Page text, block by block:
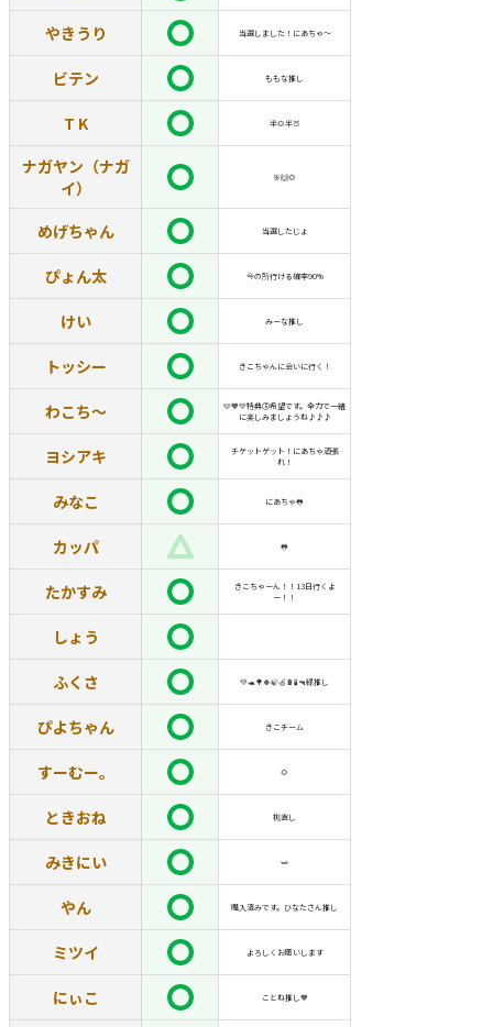
やきうり 当選しました！にあちゃ〜
ビテン ももな推し
T K 半🌻半🍑
ナガヤン（ナガ
イ）
🎯🙌🌻
めげちゃん 当選したじょ
ぴょん太 今の所行ける確率90%
けい みーな推し
トッシー きこちゃんに会いに行く！
わこち〜
🩵🧡💚特典⑤希望です。全力で一緒
に楽しみましょうね♪♪♪
ヨシアキ
チケットゲット！にあちゃ頑張
れ！
みなこ にあちゃ🐸
カッパ 🐸
たかすみ
きこちゃーん！！13日行くよ
ー！！
しょう
ふくさ 💚🐢🌳🍀🍃🍏🔋🧪🔫緑推し
ぴよちゃん きこチーム
すーむー。 🌻
ときおね 桃直し
みきにい 🫛
やん 購入済みです。ひなたさん推し
ミツイ よろしくお願いします
にぃこ ことね推し🧡